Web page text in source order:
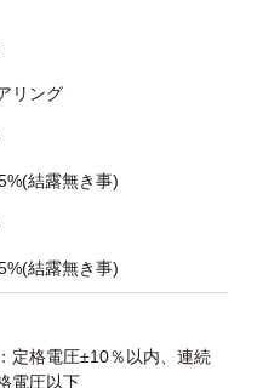
リング
結露無き事)
結露無き事)
定格電圧±10％以内、連続
電圧以下